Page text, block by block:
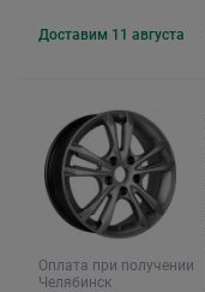
Доставим 11 августа
Оплата при получении
Челябинск